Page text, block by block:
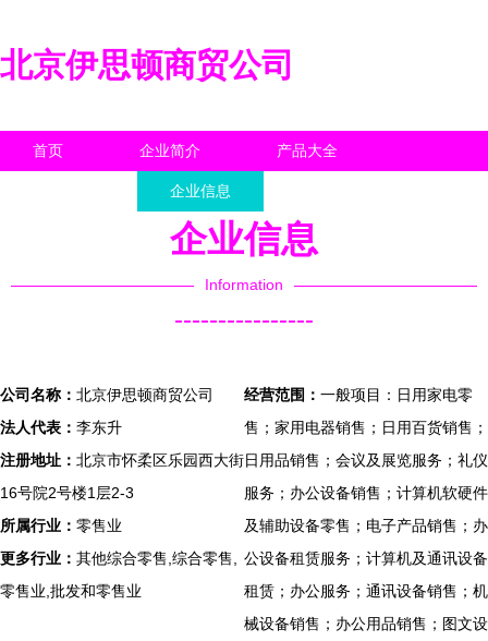
北京伊思顿商贸公司
首页 企业简介 产品大全
企业信息
企业信息
Information
----------------
公司名称： 北京伊思顿商贸公司
法人代表： 李东升
注册地址： 北京市怀柔区乐园西大街
16号院2号楼1层2-3
所属行业： 零售业
更多行业： 其他综合零售,综合零售,
零售业,批发和零售业
经营范围： 一般项目：日用家电零
售；家用电器销售；日用百货销售；
日用品销售；会议及展览服务；礼仪
服务；办公设备销售；计算机软硬件
及辅助设备零售；电子产品销售；办
公设备租赁服务；计算机及通讯设备
租赁；办公服务；通讯设备销售；机
械设备销售；办公用品销售；图文设